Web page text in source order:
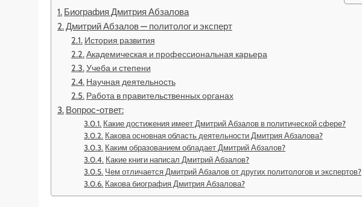
Биография Дмитрия Абзалова
Дмитрий Абзалов — политолог и эксперт
История развития
Академическая и профессиональная карьера
Учеба и степени
Научная деятельность
Работа в правительственных органах
Вопрос-ответ:
Какие достижения имеет Дмитрий Абзалов в политической сфере?
Какова основная область деятельности Дмитрия Абзалова?
Каким образованием обладает Дмитрий Абзалов?
Какие книги написал Дмитрий Абзалов?
Чем отличается Дмитрий Абзалов от других политологов и экспертов?
Какова биография Дмитрия Абзалова?